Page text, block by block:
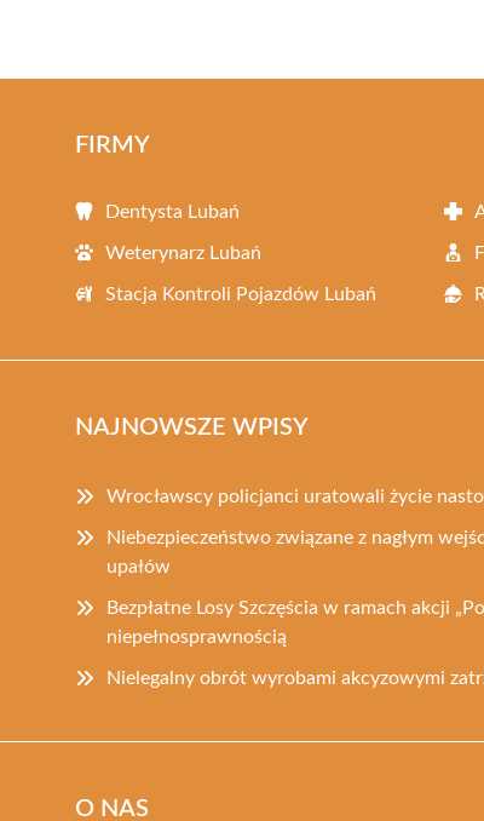
FIRMY
Dentysta Lubań
Weterynarz Lubań
Stacja Kontroli Pojazdów Lubań
NAJNOWSZE WPISY
Wrocławscy policjanci uratowali życie
Niebezpieczeństwo związane z nagłym
upałów
Bezpłatne Losy Szczęścia w ramach akcji
niepełnosprawnością
Nielegalny obrót wyrobami akcyzowymi
O NAS